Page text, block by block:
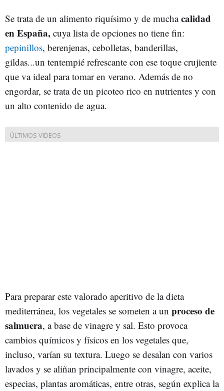
Se trata de un alimento riquísimo y de muchacalidad
en España, cuya lista de opciones no tiene fin:
pepinillos, berenjenas, cebolletas, banderillas,
gildas...un tentempié refrescante con ese toque crujiente
que va ideal para tomar en verano. Además de no
engordar, se trata de un picoteo rico en nutrientes y con
un alto contenido de agua.
Para preparar este valorado aperitivo de la dieta
mediterránea, los vegetales se someten a un proceso de
salmuera, a base de vinagre y sal. Esto provoca
cambios químicos y físicos en los vegetales que,
incluso, varían su textura. Luego se desalan con varios
lavados y se aliñan principalmente con vinagre, aceite,
especias, plantas aromáticas, entre otras, según explica la